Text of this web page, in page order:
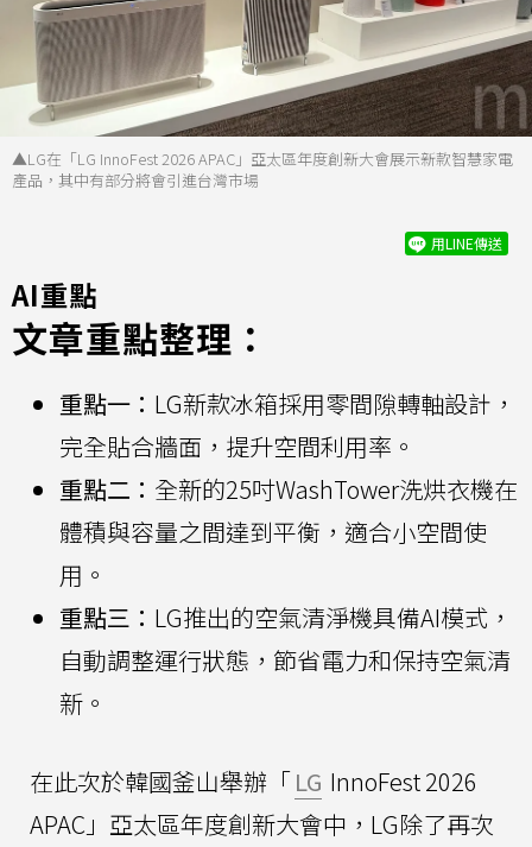
▲LG在「LG InnoFest 2026 APAC」亞太區年度創新大會展示新款智慧家電
產品，其中有部分將會引進台灣市場
用LINE傳送
AI重點
文章重點整理：
重點一： LG新款冰箱採用零間隙轉軸設計，
完全貼合牆面，提升空間利用率。
重點二： 全新的25吋WashTower洗烘衣機在
體積與容量之間達到平衡，適合小空間使
用。
重點三： LG推出的空氣清淨機具備AI模式，
自動調整運行狀態，節省電力和保持空氣清
新。
在此次於韓國釜山舉辦「LG InnoFest 2026
APAC」亞太區年度創新大會中，LG除了再次